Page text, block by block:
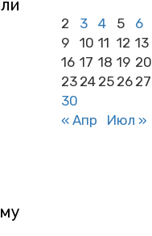
2
3 4 5 6
9
10 11 12 13
16 17 18 19 20
23 24 25 26 27
30
« Апр
Июл »